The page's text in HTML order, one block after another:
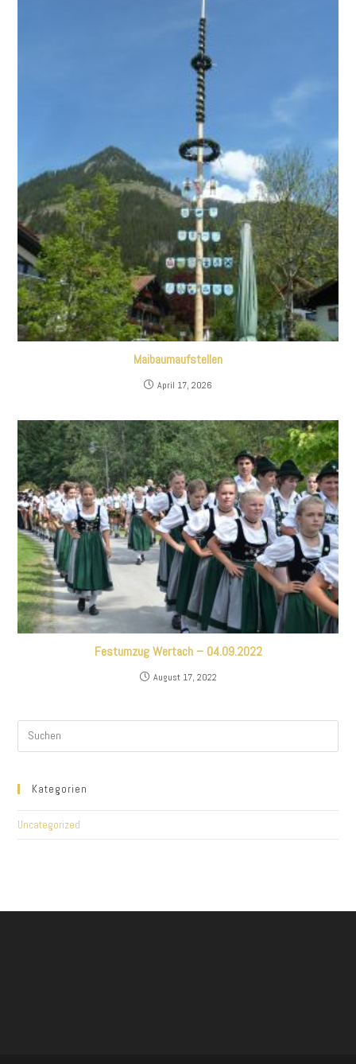
Maibaumaufstellen
April 17, 2026
Festumzug Wertach – 04.09.2022
August 17, 2022
Kategorien
Uncategorized